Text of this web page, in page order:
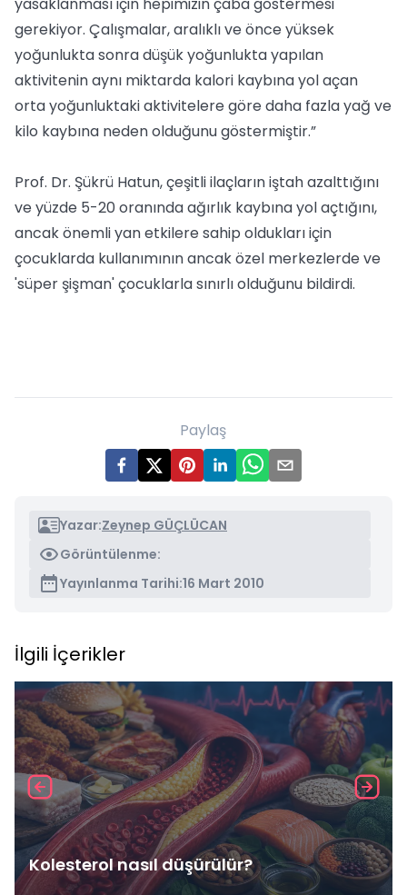
gerekiyor. Çalışmalar, aralıklı ve önce yüksek
yoğunlukta sonra düşük yoğunlukta yapılan
aktivitenin aynı miktarda kalori kaybına yol açan
orta yoğunluktaki aktivitelere göre daha fazla yağ ve
kilo kaybına neden olduğunu göstermiştir.”
Prof. Dr. Şükrü Hatun, çeşitli ilaçların iştah azalttığını
ve yüzde 5-20 oranında ağırlık kaybına yol açtığını,
ancak önemli yan etkilere sahip oldukları için
çocuklarda kullanımının ancak özel merkezlerde ve
'süper şişman' çocuklarla sınırlı olduğunu bildirdi.
Paylaş
Yazar:Zeynep GÜÇLÜCAN
Görüntülenme:
Yayınlanma Tarihi:16 Mart 2010
İlgili İçerikler
Kolesterol nasıl düşürülür?